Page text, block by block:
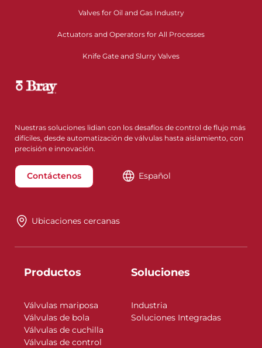
Valves for Oil and Gas Industry
Actuators and Operators for All Processes
Knife Gate and Slurry Valves
Nuestras soluciones lidian con los desafíos de control de flujo más
difíciles, desde automatización de válvulas hasta aislamiento, con
precisión e innovación.
Contáctenos Español
Ubicaciones cercanas
Productos
Válvulas mariposa
Válvulas de bola
Válvulas de cuchilla
Válvulas de control
Soluciones
Industria
Soluciones Integradas